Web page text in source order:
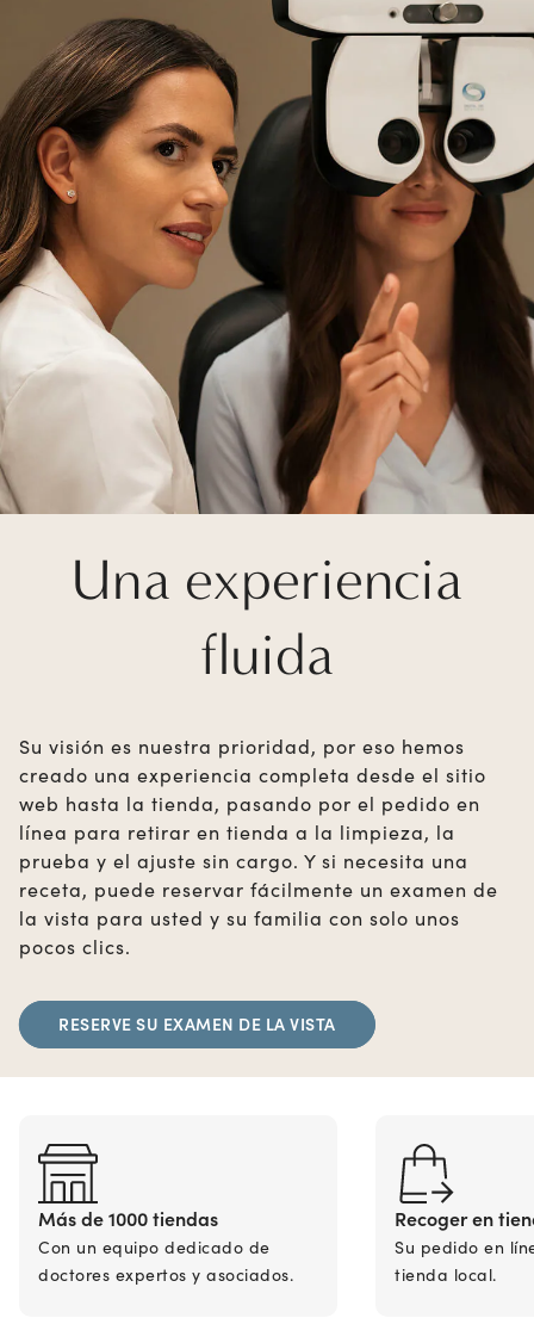
Una experiencia
fluida
Su visión es nuestra prioridad, por eso hemos
creado una experiencia completa desde el sitio
web hasta la tienda, pasando por el pedido en
línea para retirar en tienda a la limpieza, la
prueba y el ajuste sin cargo. Y si necesita una
receta, puede reservar fácilmente un examen de
la vista para usted y su familia con solo unos
pocos clics.
RESERVE SU EXAMEN DE LA VISTA
Más de 1000 tiendas
Con un equipo dedicado de
doctores expertos y asociados.
Recoger en
Su pedido en
tienda local.